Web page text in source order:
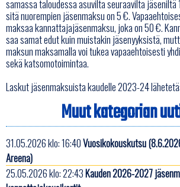
samassa taloudessa asuvilta seuraavilta jäseniltä
sitä nuorempien jäsenmaksu on 5 €.
maksaa kannattajajäsenmaksu, joka on 50 €.
saa samat edut kuin muistakin jäsenyyksistä,
maksun maksamalla voi tukea vapaaehtoisesti
sekä katsomotoimintaa.
Laskut jäsenmaksuista kaudelle 2023-24
Muut kategorian
31.05.2026 klo: 16:40Vuosikokouskutsu
Areena)
25.05.2026 klo: 22:43Kauden 2026-2027